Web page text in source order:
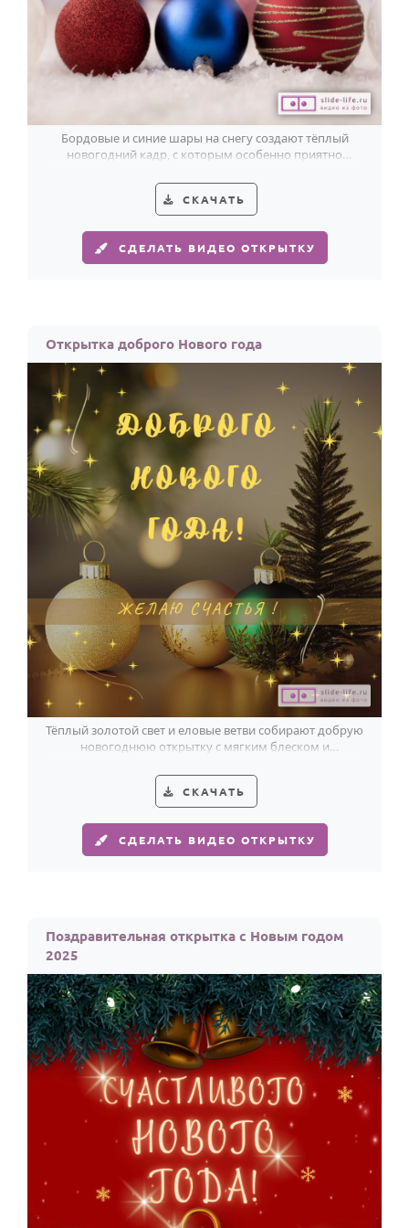
По годам
Бордовые и синие шары на снегу создают тёплый
новогодний кадр, с которым особенно приятно
СКАЧАТЬ
СДЕЛАТЬ ВИДЕО ОТКРЫТКУ
Открытка доброго Нового года
Тёплый золотой свет и еловые ветви собирают добрую
новогоднюю открытку с мягким блеском и
СКАЧАТЬ
СДЕЛАТЬ ВИДЕО ОТКРЫТКУ
Поздравительная открытка с Новым годом
2025